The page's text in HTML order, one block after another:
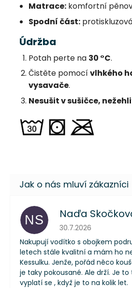
Matrace: komfortní
Spodní část:
Údržba
Potah perte na 30 °C.
Čistěte pomocívlhkého
vysavače.
Nesušit v sušičce,
NS Naďa
Hodnocení obchodu
30.7.2026
Nakupují vodítko s obojkem
letech stále kvalitní a mám ho
Kessulku. Jenže, pořád něco
je taky pokousané. Ale drží. Je
vyplatí se , když je to na kolik let.